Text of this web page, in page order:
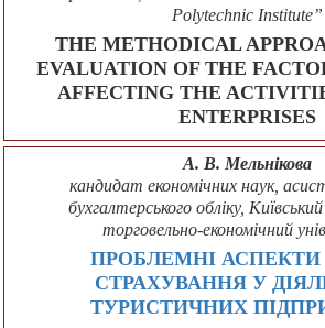
Polytechnic Institute”
THE METHODICAL
EVALUATION OF THE
AFFECTING THE
ENTERPRISES
А. В. Мельнікова
кандидат економічних наук,
бухгалтерського обліку,
торговельно-економічний
ПРОБЛЕМНІ АСПЕКТИ
СТРАХУВАННЯ У
ТУРИСТИЧНИХ